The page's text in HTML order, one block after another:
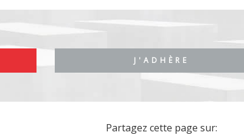
J'ADHÈRE
Partagez cette page sur: